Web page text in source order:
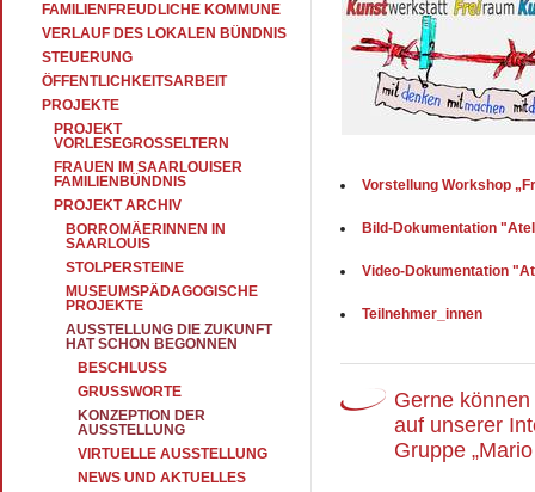
Vorstellung Workshop
Bild-Dokumentation
Video-Dokumentation
Teilnehmer_innen
Gerne
auf unserer
Gruppe
FAMILIENFREUDLICHE KOMMUNE
VERLAUF DES LOKALEN BÜNDNIS
STEUERUNG
ÖFFENTLICHKEITSARBEIT
PROJEKTE
PROJEKT
VORLESEGROSSELTERN
FRAUEN IM SAARLOUISER
FAMILIENBÜNDNIS
PROJEKT ARCHIV
BORROMÄERINNEN IN
SAARLOUIS
STOLPERSTEINE
MUSEUMSPÄDAGOGISCHE
PROJEKTE
AUSSTELLUNG DIE ZUKUNFT
HAT SCHON BEGONNEN
BESCHLUSS
GRUSSWORTE
KONZEPTION DER
AUSSTELLUNG
VIRTUELLE AUSSTELLUNG
NEWS UND AKTUELLES